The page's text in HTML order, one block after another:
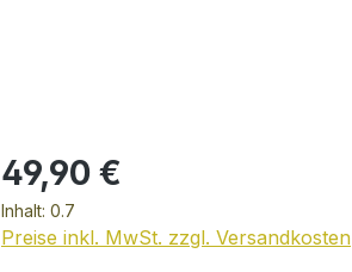
49,90 €
Inhalt: 0.7
Preise inkl. MwSt. zzgl. Versandkosten